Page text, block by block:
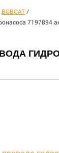
BOBCAT /
7197894